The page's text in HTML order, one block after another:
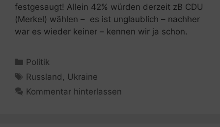
festgesaugt! Allein 42% würden derzeit zB CDU
(Merkel) wählen – es ist unglaublich – nachher
war es wieder keiner – kennen wir ja schon.
Kategorien
Politik
Schlagwörter
Russland , Ukraine
Kommentar hinterlassen